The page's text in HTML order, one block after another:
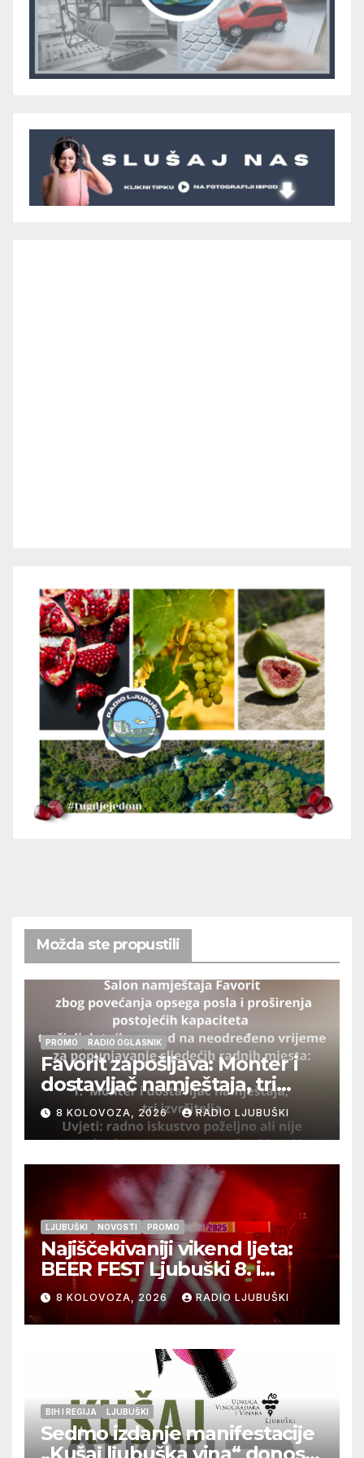
Možda ste propustili
PROMO RADIO OGLASNIK
Favorit zapošljava: Monter i
dostavljač namještaja, tri
izvršitelja
8 KOLOVOZA, 2026 RADIO LJUBUŠKI
LJUBUŠKI NOVOSTI PROMO
Najiščekivaniji vikend ljeta:
BEER FEST Ljubuški 8. i
9.kolovoza
8 KOLOVOZA, 2026 RADIO LJUBUŠKI
BIH I REGIJA LJUBUŠKI
Sedmo izdanje manifestacije
„Kušaj ljubuška vina“ donosi